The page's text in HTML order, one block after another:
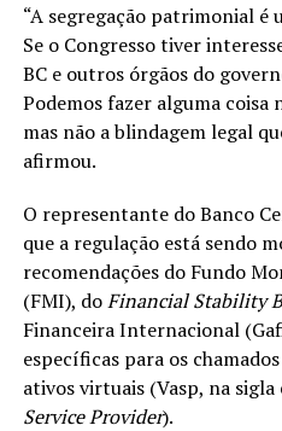
“A segregação patrimonial é
Se o Congresso tiver
BC e outros órgãos do
Podemos fazer alguma coisa
mas não a blindagem legal
afirmou.
O representante do Banco
que a regulação está sendo
recomendações do Fundo
(FMI), doFinancial Stability
Financeira Internacional
específicas para os
ativos virtuais (Vasp, na sigla
Service Provider).